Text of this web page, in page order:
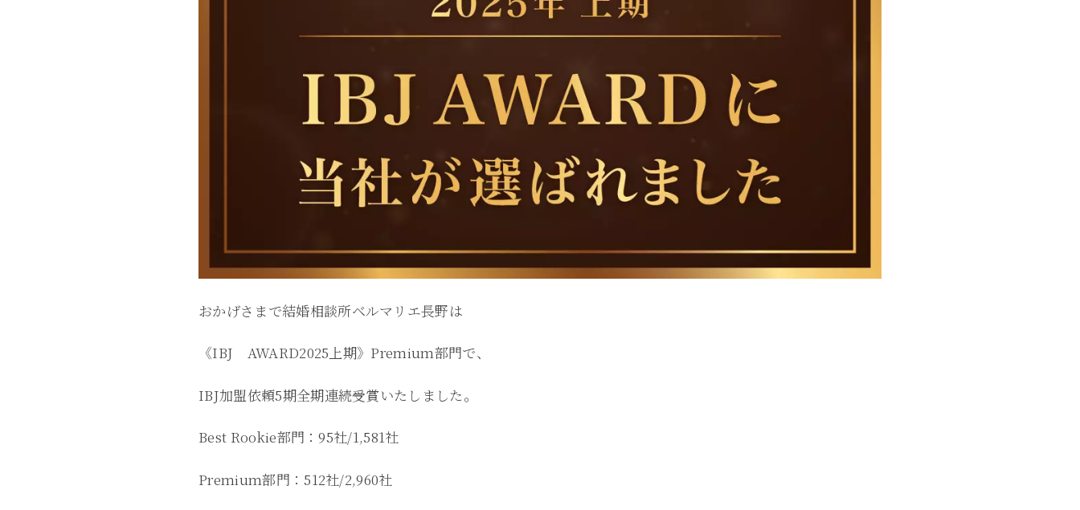
おかげさまで結婚相談所ベルマリエ長野は
《IBJ AWARD2025上期》Premium部門で、
IBJ加盟依頼5期全期連続受賞いたしました。
Best Rookie部門：95社/1,581社
Premium部門：512社/2,960社